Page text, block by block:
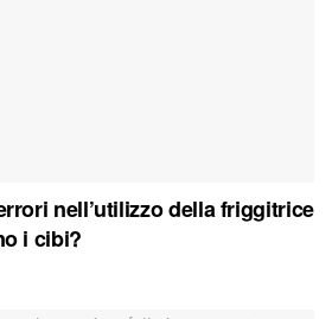
nell’utilizzo della friggitrice
i cibi?